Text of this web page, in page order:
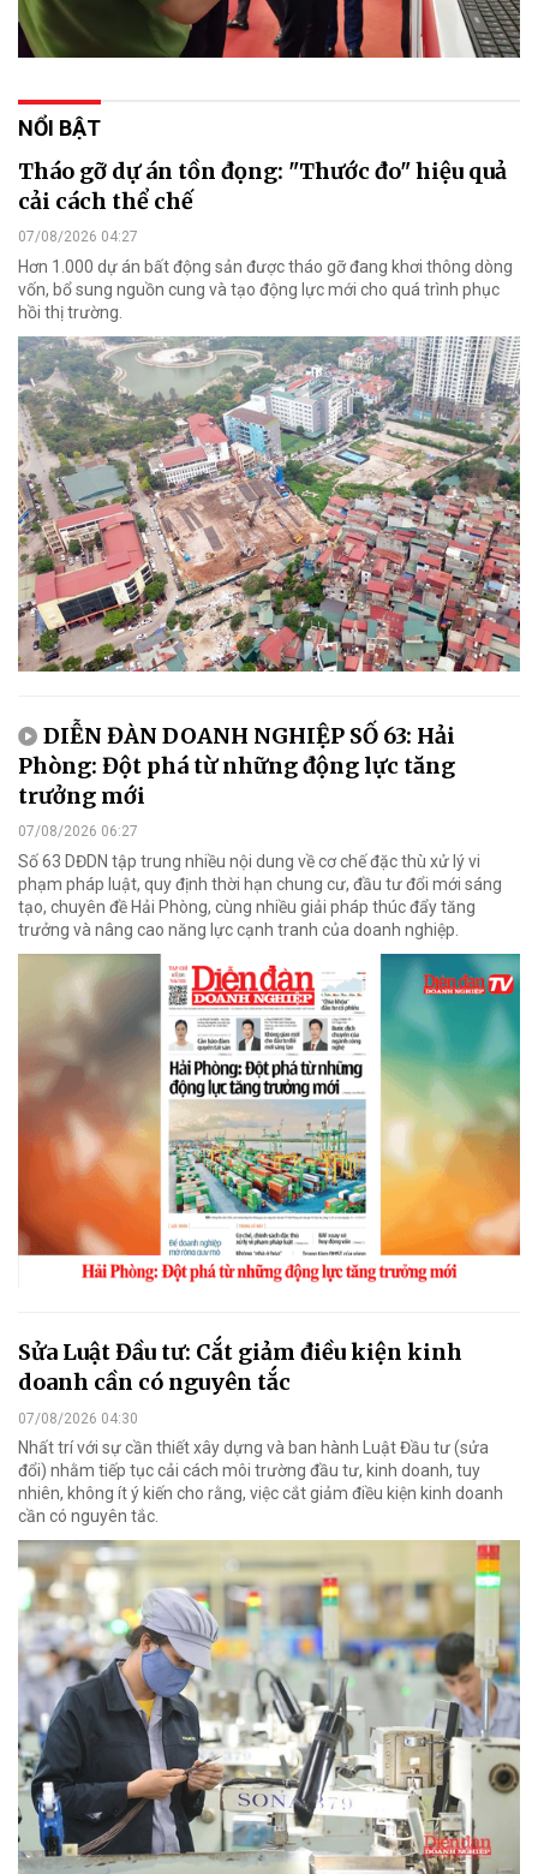
NỔI BẬT
Tháo gỡ dự án tồn đọng: "Thước đo" hiệu quả
cải cách thể chế
07/08/2026 04:27
Hơn 1.000 dự án bất động sản được tháo gỡ đang khơi thông dòng
vốn, bổ sung nguồn cung và tạo động lực mới cho quá trình phục
hồi thị trường.
DIỄN ĐÀN DOANH NGHIỆP SỐ 63: Hải
Phòng: Đột phá từ những động lực tăng
trưởng mới
07/08/2026 06:27
Số 63 DĐDN tập trung nhiều nội dung về cơ chế đặc thù xử lý vi
phạm pháp luật, quy định thời hạn chung cư, đầu tư đổi mới sáng
tạo, chuyên đề Hải Phòng, cùng nhiều giải pháp thúc đẩy tăng
trưởng và nâng cao năng lực cạnh tranh của doanh nghiệp.
Sửa Luật Đầu tư: Cắt giảm điều kiện kinh
doanh cần có nguyên tắc
07/08/2026 04:30
Nhất trí với sự cần thiết xây dựng và ban hành Luật Đầu tư (sửa
đổi) nhằm tiếp tục cải cách môi trường đầu tư, kinh doanh, tuy
nhiên, không ít ý kiến cho rằng, việc cắt giảm điều kiện kinh doanh
cần có nguyên tắc.